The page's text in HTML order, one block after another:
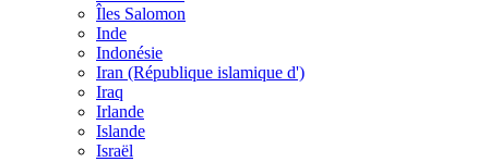
Îles Salomon
Inde
Indonésie
Iran (République islamique d')
Iraq
Irlande
Islande
Israël